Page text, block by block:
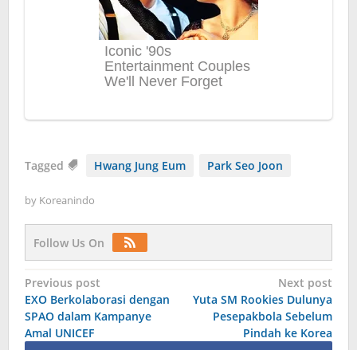
Tagged Hwang Jung Eum Park Seo Joon
by Koreanindo
Follow Us On
Post
navigation
Previous post
EXO Berkolaborasi dengan
SPAO dalam Kampanye
Amal UNICEF
Next post
Yuta SM Rookies Dulunya
Pesepakbola Sebelum
Pindah ke Korea